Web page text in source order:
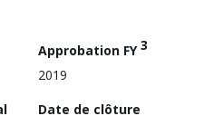
Approbation FY3
2019
Date de clôture